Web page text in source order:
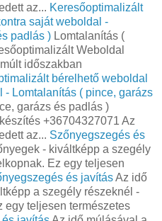
az... Keresőoptimalizált
saját weboldal -
padlás ) Lomtalanítás (
Weboldal
időszakban
bérelhető weboldal
- Lomtalanítás ( pince, garázs
garázs és padlás )
+36704327071 Az
az... Szőnyegszegés és
- kiváltképp a szegély
Ez egy teljesen
és javításAz idő
a szegély részeknél -
egy teljesen természetes